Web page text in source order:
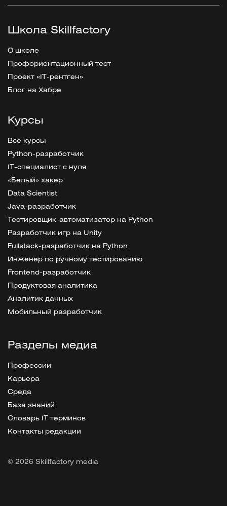
Школа Skillfactory
О школе
Профориентационный тест
Проект «IT-рентген»
Блог на Хабре
Курсы
Все курсы
Python-разработчик
IT-специалист с нуля
«Белый» хакер
Data Scientist
Java-разработчик
Тестировщик-автоматизатор на Python
Разработчик игр на Unity
Fullstack-разработчик на Python
Инженер по ручному тестированию
Frontend-разработчик
Продуктовая аналитика
Аналитик данных
Мобильный разработчик
Разделы медиа
Профессии
Карьера
Среда
База знаний
Словарь IT терминов
Контакты редакции
© 2026 Skillfactory media